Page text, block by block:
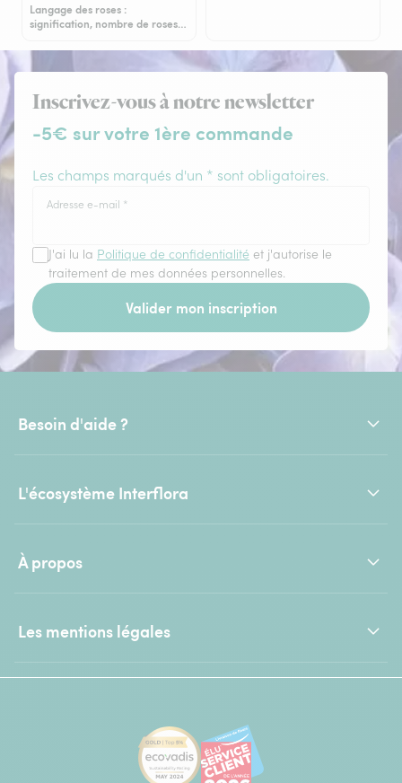
Langage des roses :
signification, nombre de roses…
Inscrivez-vous à notre newsletter
-5€ sur votre 1ère commande
Les champs marqués d'un * sont obligatoires.
Adresse e-mail *
J'ai lu la Politique de confidentialité et j'autorise le
traitement de mes données personnelles.
Valider mon inscription
Besoin d'aide ?
L'écosystème Interflora
À propos
Les mentions légales